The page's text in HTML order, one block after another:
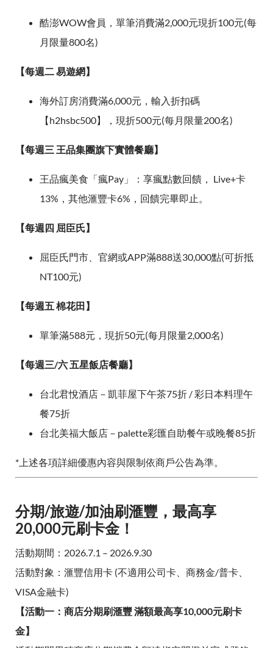
酷澎WOW會員，單筆消費滿2,000元現折100元(每
月限量800名)
【每週二 易遊網】
海外訂房消費滿6,000元，輸入折扣碼
【h2hsbc500】，現折500元(每月限量200名)
【每週三 王品集團旗下實體餐廳】
王品瘋美食「瘋Pay」：享瘋點數回饋， Live+卡
13%，其他滙豐卡6%，回饋完畢即止。
【每週四 屈臣氏】
屈臣氏門市、官網或APP滿888送30,000點(可折抵
NT100元)
【每週五 棉花田】
單筆滿588元，現折50元(每月限量2,000名)
【每週三/六 五星飯店餐廳】
台北君悅酒店－凱菲屋下午茶75折 / 彩日本料理午
餐75折
台北美福大飯店－palette彩匯自助餐午或晚餐85折
*上述各項詳細優惠內容與限制依商戶公告為準。
分期/旅遊/加油刷滙豐，最高享
20,000元刷卡金！
活動期間：2026.7.1 – 2026.9.30
活動對象：滙豐信用卡 (不適用公司卡、商務金/普卡、
VISA金融卡)
【活動一：商店分期刷滙豐 滿額最高享10,000元刷卡
金】